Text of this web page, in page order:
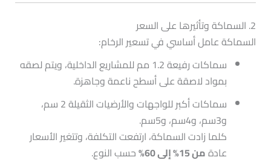
2. السماكة وتأثيرها على السعر
السماكة عامل أساسي في تسعير الرخام:
سماكات رفيعة 1.2 مم للمشاريع الداخلية، ويتم لصقه
بمواد لاصقة على أسطح ناعمة وجاهزة.
سماكات أكبر للواجهات والأرضيات الثقيلة 2 سم،
و3سم، و4سم، و5سم.
كلما زادت السماكة، ارتفعت التكلفة، وتتغير الأسعار
عادةمن 15% إلى 60% حسب النوع.